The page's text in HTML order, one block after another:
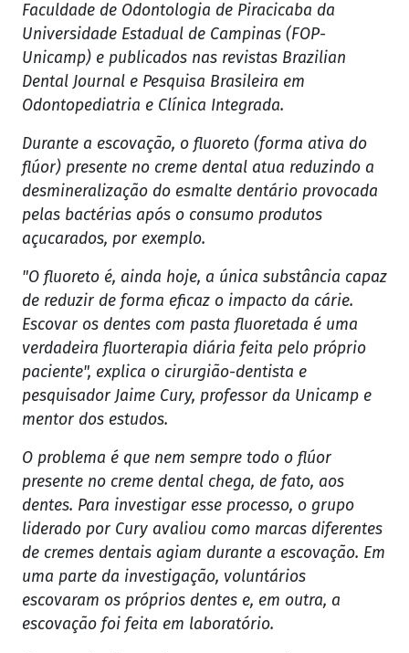
Faculdade de Odontologia de Piracicaba da
Universidade Estadual de Campinas (FOP-
Unicamp) e publicados nas revistas Brazilian
Dental Journal e Pesquisa Brasileira em
Odontopediatria e Clínica Integrada.
Durante a escovação, o fluoreto (forma ativa do
flúor) presente no creme dental atua reduzindo a
desmineralização do esmalte dentário provocada
pelas bactérias após o consumo produtos
açucarados, por exemplo.
"O fluoreto é, ainda hoje, a única substância capaz
de reduzir de forma eficaz o impacto da cárie.
Escovar os dentes com pasta fluoretada é uma
verdadeira fluorterapia diária feita pelo próprio
paciente", explica o cirurgião-dentista e
pesquisador Jaime Cury, professor da Unicamp e
mentor dos estudos.
O problema é que nem sempre todo o flúor
presente no creme dental chega, de fato, aos
dentes. Para investigar esse processo, o grupo
liderado por Cury avaliou como marcas diferentes
de cremes dentais agiam durante a escovação. Em
uma parte da investigação, voluntários
escovaram os próprios dentes e, em outra, a
escovação foi feita em laboratório.